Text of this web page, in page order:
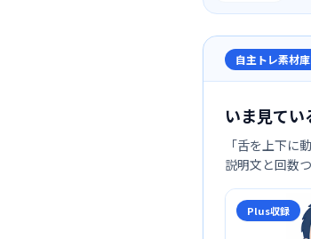
自主トレ素材
いま見て
「舌を上下に
説明文と回数
Plus収録